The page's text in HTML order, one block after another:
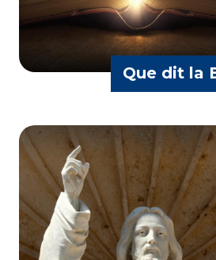
Que dit la